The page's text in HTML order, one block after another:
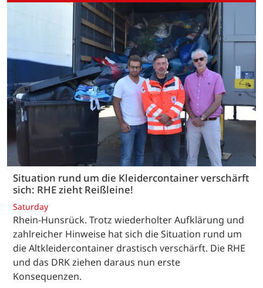
Situation rund um die Kleidercontainer verschärft
sich: RHE zieht Reißleine!
Saturday
Rhein-Hunsrück. Trotz wiederholter Aufklärung und
zahlreicher Hinweise hat sich die Situation rund um
die Altkleidercontainer drastisch verschärft. Die RHE
und das DRK ziehen daraus nun erste
Konsequenzen.